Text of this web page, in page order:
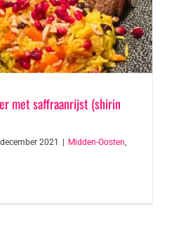
met saffraanrijst (shirin
2021 Midden-Oosten,